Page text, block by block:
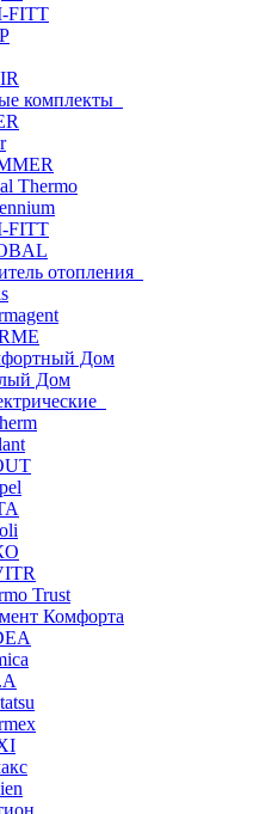
FITT
комплекты
Thermo
FITT
отопления
Дом
Дом
Trust
Комфорта